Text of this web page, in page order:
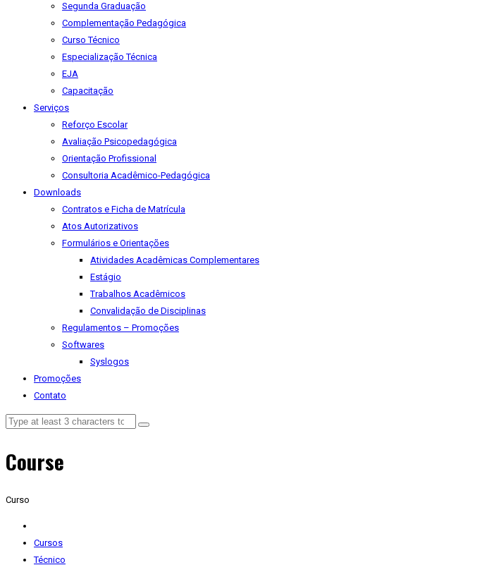
Segunda Graduação
Complementação Pedagógica
Curso Técnico
Especialização Técnica
EJA
Capacitação
Serviços
Reforço Escolar
Avaliação Psicopedagógica
Orientação Profissional
Consultoria Acadêmico-Pedagógica
Downloads
Contratos e Ficha de Matrícula
Atos Autorizativos
Formulários e Orientações
Atividades Acadêmicas Complementares
Estágio
Trabalhos Acadêmicos
Convalidação de Disciplinas
Regulamentos – Promoções
Softwares
Syslogos
Promoções
Contato
Course
Curso
Cursos
Técnico